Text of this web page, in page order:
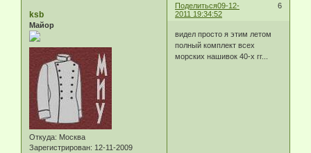
Поделиться 6
09-12-
2011 19:34:52
ksb
Майор
Откуда: Москва
Зарегистрирован: 12-11-2009
видел просто я этим летом
полный комплект всех
морских нашивок 40-х гг...